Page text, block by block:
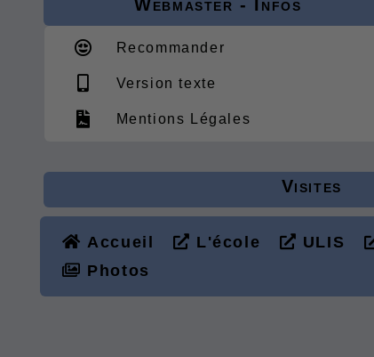
Webmaster - Infos
Recommander
Version texte
Mentions Légales
Visites
Accueil L'école ULIS
Photos